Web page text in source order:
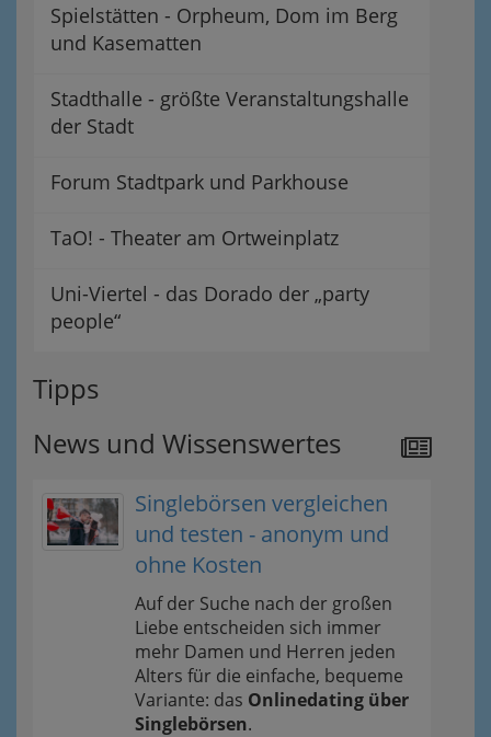
Spielstätten - Orpheum, Dom im Berg
und Kasematten
Stadthalle - größte Veranstaltungshalle
der Stadt
Forum Stadtpark und Parkhouse
TaO! - Theater am Ortweinplatz
Uni-Viertel - das Dorado der „party
people“
Tipps
News und Wissenswertes
Singlebörsen vergleichen
und testen - anonym und
ohne Kosten
Auf der Suche nach der großen
Liebe entscheiden sich immer
mehr Damen und Herren jeden
Alters für die einfache, bequeme
Variante: das Onlinedating über
Singlebörsen.